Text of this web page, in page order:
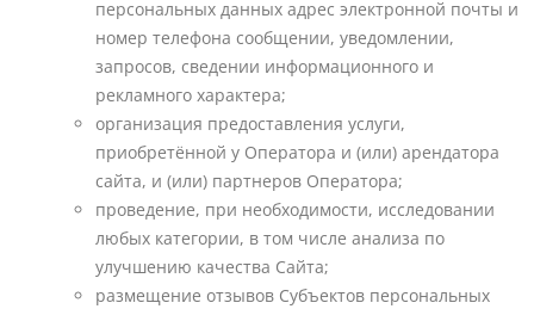
персональных данных адрес электронной почты и
номер телефона сообщении, уведомлении,
запросов, сведении информационного и
рекламного характера;
организация предоставления услуги,
приобретённой у Оператора и (или) арендатора
сайта, и (или) партнеров Оператора;
проведение, при необходимости, исследовании
любых категории, в том числе анализа по
улучшению качества Сайта;
размещение отзывов Субъектов персональных